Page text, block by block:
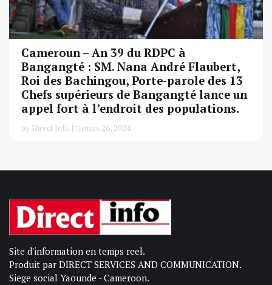
Cameroun – An 39 du RDPC à
Bangangté : SM. Nana André Flaubert,
Roi des Bachingou, Porte-parole des 13
Chefs supérieurs de Bangangté lance un
appel fort à l’endroit des populations.
by Direct Info | mars 26, 2024
Site d'information en temps reel.
Produit par DIRECT SERVICES AND COMMUNICATION.
Siege social Yaounde - Cameroon.